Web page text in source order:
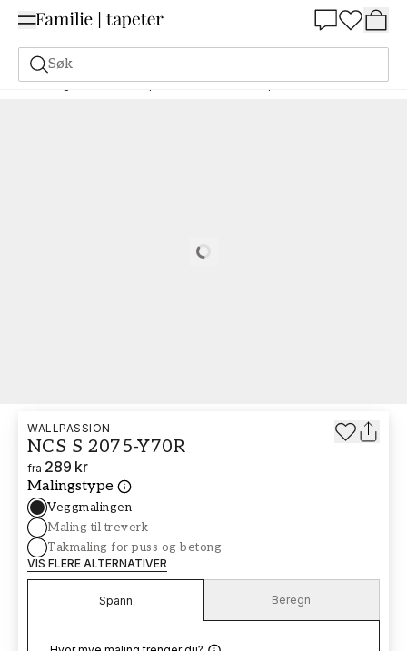
Søk
Maling Bestill basert på NCS Bestill basert på NCS 2075-Y70R
Loading…
WALLPASSION
NCS S 2075-Y70R
fra 289 kr
Malingstype
Veggmalingen
Maling til treverk
Takmaling for puss og betong
VIS FLERE ALTERNATIVER
Spann Beregn